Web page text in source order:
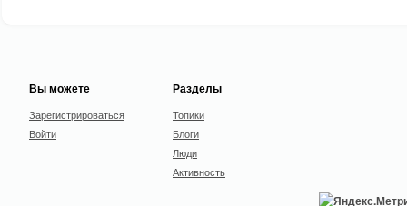
Вы можете
Зарегистрироваться
Войти
Разделы
Топики
Блоги
Люди
Активность